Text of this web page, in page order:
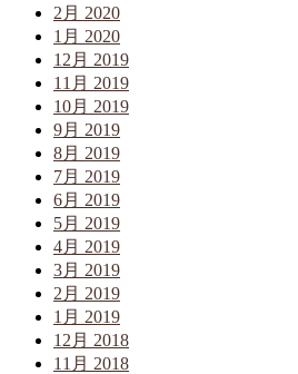
2月 2020
1月 2020
12月 2019
11月 2019
10月 2019
9月 2019
8月 2019
7月 2019
6月 2019
5月 2019
4月 2019
3月 2019
2月 2019
1月 2019
12月 2018
11月 2018